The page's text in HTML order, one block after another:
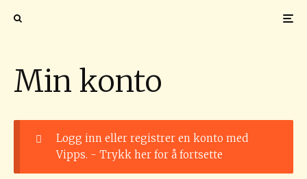
Min konto
Logg inn eller registrer en konto med
Vipps. - Trykk her for å fortsette